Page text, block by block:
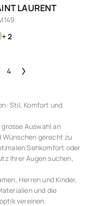
LAURENT
+ 2
4
Stil, Komfort und
Auswahl an
Wünschen gerecht zu
Sehkomfort oder
Ihrer Augen suchen,
Herren und Kinder,
und die
vereinen.